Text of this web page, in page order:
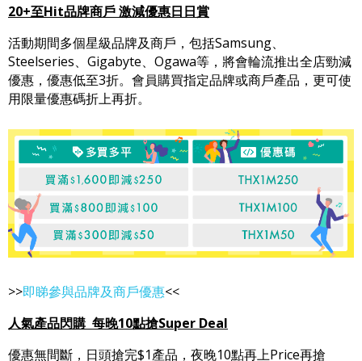
20+至Hit品牌商戶 激減優惠日日賞
活動期間多個星級品牌及商戶，包括Samsung、
Steelseries、Gigabyte、Ogawa等，將會輪流推出全店勁減
優惠，優惠低至3折。會員購買指定品牌或商戶產品，更可使
用限量優惠碼折上再折。
>>即睇參與品牌及商戶優惠<<
人氣產品閃購 每晚10點搶Super Deal
優惠無間斷，日頭搶完$1產品，夜晚10點再上Price再搶